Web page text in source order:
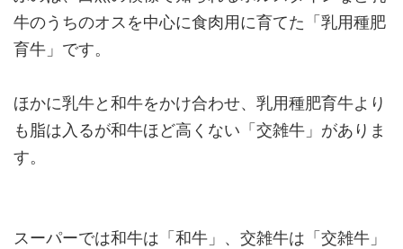
牛のうちのオスを中心に食肉用に育てた「乳用種肥
育牛」です。
ほかに乳牛と和牛をかけ合わせ、乳用種肥育牛より
も脂は入るが和牛ほど高くない「交雑牛」がありま
す。
スーパーでは和牛は「和牛」、交雑牛は「交雑牛」